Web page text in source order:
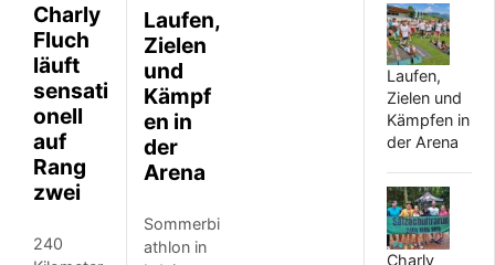
Charly
Fluch
läuft
sensati
onell
auf
Rang
zwei
240
Laufen,
Zielen
und
Kämpf
en in
der
Arena
Sommerbi
athlon in
Laufen,
Zielen und
Kämpfen in
der Arena
Charly